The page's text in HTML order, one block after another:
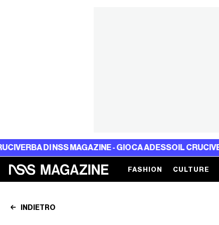
NSS MAGAZINE - GIOCA ADESSOIL CRUCIVERBA DI
FASHION CULTURE
INDIETRO